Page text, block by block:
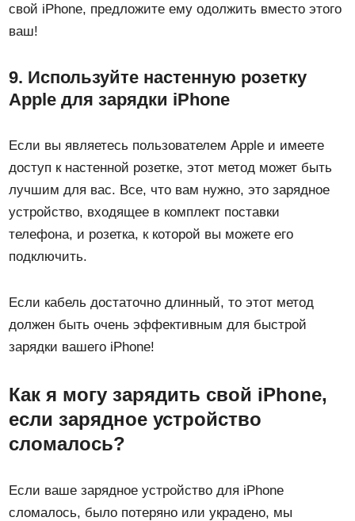
свой iPhone, предложите ему одолжить вместо этого
ваш!
9. Используйте настенную розетку
Apple для зарядки iPhone
Если вы являетесь пользователем Apple и имеете
доступ к настенной розетке, этот метод может быть
лучшим для вас. Все, что вам нужно, это зарядное
устройство, входящее в комплект поставки
телефона, и розетка, к которой вы можете его
подключить.
Если кабель достаточно длинный, то этот метод
должен быть очень эффективным для быстрой
зарядки вашего iPhone!
Как я могу зарядить свой iPhone,
если зарядное устройство
сломалось?
Если ваше зарядное устройство для iPhone
сломалось, было потеряно или украдено, мы